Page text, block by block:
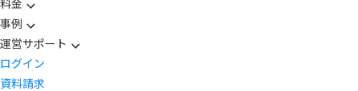
料金
事例
運営サポート
ログイン
資料請求